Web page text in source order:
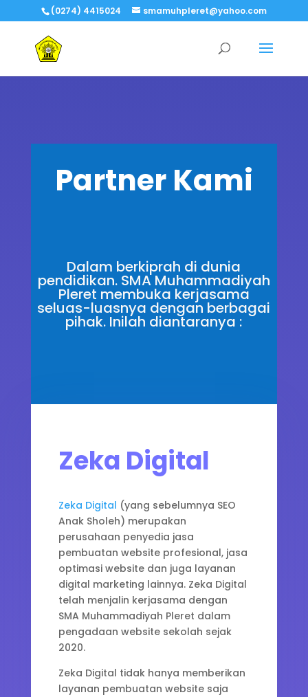
(0274) 4415024 smamuhpleret@yahoo.com
Partner Kami
Dalam berkiprah di dunia
pendidikan. SMA Muhammadiyah
Pleret membuka kerjasama
seluas-luasnya dengan berbagai
pihak. Inilah diantaranya :
Zeka Digital
Zeka Digital (yang sebelumnya SEO
Anak Sholeh) merupakan
perusahaan penyedia jasa
pembuatan website profesional, jasa
optimasi website dan juga layanan
digital marketing lainnya. Zeka Digital
telah menjalin kerjasama dengan
SMA Muhammadiyah Pleret dalam
pengadaan website sekolah sejak
2020.
Zeka Digital tidak hanya memberikan
layanan pembuatan website saja